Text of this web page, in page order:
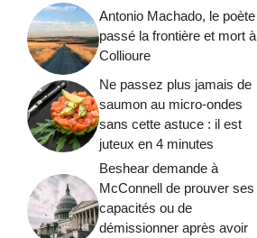
Antonio Machado, le poète
passé la frontière et mort à
Collioure
Ne passez plus jamais de
saumon au micro-ondes
sans cette astuce : il est
juteux en 4 minutes
Beshear demande à
McConnell de prouver ses
capacités ou de
démissionner après avoir